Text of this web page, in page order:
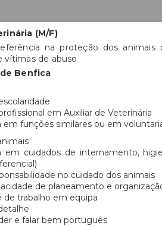
(M/F)
na proteção dos animais
vítimas de abuso
Benfica
em Auxiliar de Veterinária
em funções similares ou em
em cuidados de internamento,
no cuidado dos animais
de planeamento e
de trabalho em equipa
e falar bem português